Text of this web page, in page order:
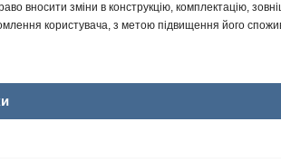
вносити зміни в конструкцію, комплектацію,
користувача, з метою підвищення його